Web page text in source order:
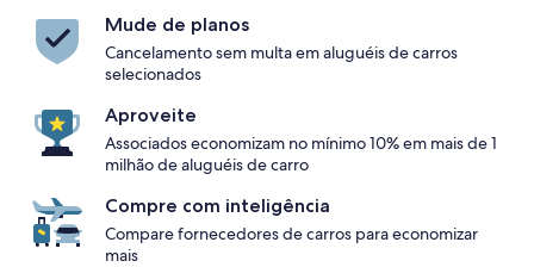
Mude de planos
Cancelamento sem multa em aluguéis de carros
selecionados
Aproveite
Associados economizam no mínimo 10% em mais de 1
milhão de aluguéis de carro
Compre com inteligência
Compare fornecedores de carros para economizar
mais